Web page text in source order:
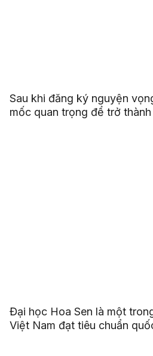
Sau khi đăng ký nguyện
mốc quan trọng để trở
Đại học Hoa Sen là một
Việt Nam đạt tiêu chuẩn